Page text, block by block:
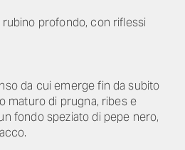
profondo, con riflessi
da cui emerge fin da subito
maturo di prugna, ribes e
fondo speziato di pepe nero,